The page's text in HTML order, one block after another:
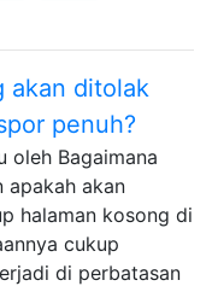
akan ditolak
penuh?
oleh Bagaimana
apakah akan
halaman kosong di
cukup
di perbatasan